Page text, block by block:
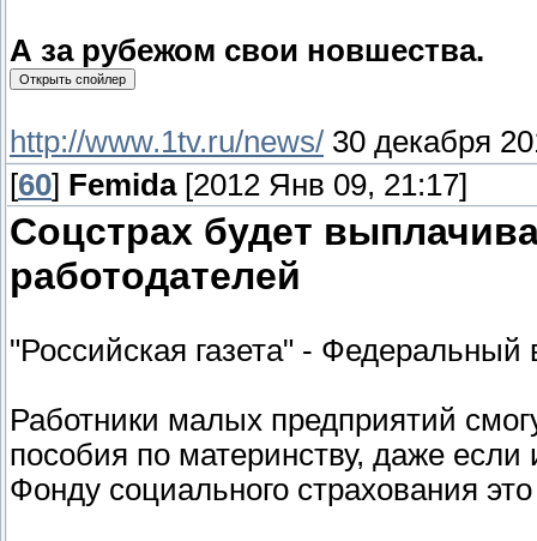
А за рубежом свои новшества.
http://www.1tv.ru/news/ 30 декабря
[60] Femida[2012 Янв 09, 21:17]
Соцстрах будет
работодателей
"Российская газета" -
Работники малых предприятий
пособия по материнству, даже если
Фонду социального страхования